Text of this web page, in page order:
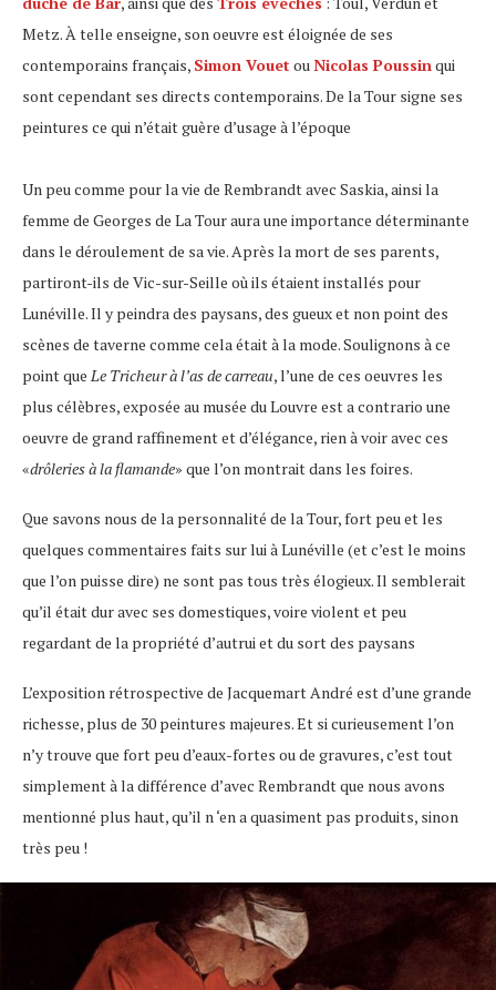
Metz. À telle enseigne, son oeuvre est éloignée de ses
contemporains français, Simon Vouet ouNicolas Poussinqui
sont cependant ses directs contemporains. De la Tour signe ses
peintures ce qui n’était guère d’usage à l’époque
Un peu comme pour la vie de Rembrandt avec Saskia, ainsi la
femme de Georges de La Tour aura une importance déterminante
dans le déroulement de sa vie. Après la mort de ses parents,
partiront-ils de Vic-sur-Seille où ils étaient installés pour
Lunéville. Il y peindra des paysans, des gueux et non point des
scènes de taverne comme cela était à la mode. Soulignons à ce
point que Le Tricheur à l’as de carreau, l’une de ces oeuvres les
plus célèbres, exposée au musée du Louvre est a contrario une
oeuvre de grand raffinement et d’élégance, rien à voir avec ces
«drôleries à la flamande» que l’on montrait dans les foires.
Que savons nous de la personnalité de la Tour, fort peu et les
quelques commentaires faits sur lui à Lunéville (et c’est le moins
que l’on puisse dire) ne sont pas tous très élogieux. Il semblerait
qu’il était dur avec ses domestiques, voire violent et peu
regardant de la propriété d’autrui et du sort des paysans
L’exposition rétrospective de Jacquemart André est d’une grande
richesse, plus de 30 peintures majeures. Et si curieusement l’on
n’y trouve que fort peu d’eaux-fortes ou de gravures, c’est tout
simplement à la différence d’avec Rembrandt que nous avons
mentionné plus haut, qu’il n ‘en a quasiment pas produits, sinon
très peu !